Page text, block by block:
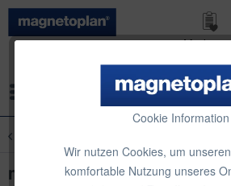
Cookie Information
Wir nutzen Cookies, um
komfortable Nutzung unseres
magnetoplan Design